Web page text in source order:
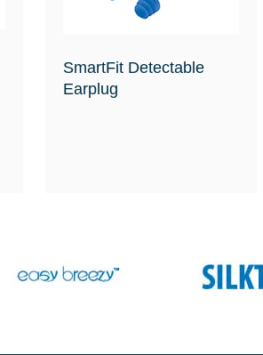
SmartFit Detectable
Earplug